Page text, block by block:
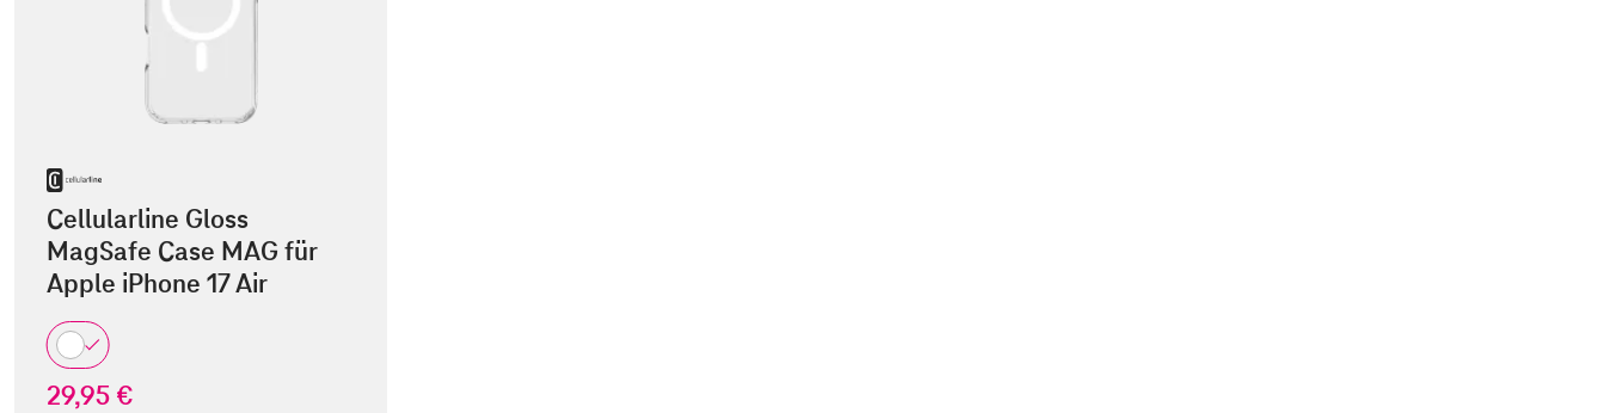
Cellularline Gloss
MagSafe Case MAG für
Apple iPhone 17 Air
29,95 €